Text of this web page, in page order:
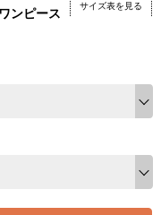
ンピース
サイズ表を見る